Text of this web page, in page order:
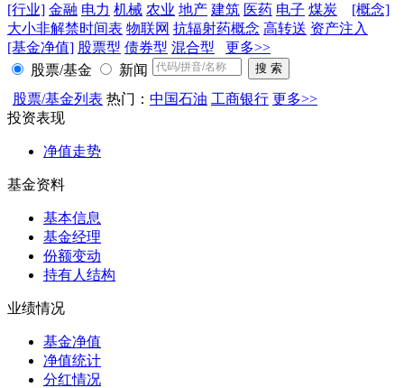
[行业] 金融 电力 机械 农业 地产 建筑 医药 电子 煤炭
[概念]
大小非解禁时间表 物联网 抗辐射药概念 高转送 资产注入
[基金净值] 股票型 债券型 混合型
更多>>
股票/基金
新闻
股票/基金列表 热门： 中国石油 工商银行 更多>>
投资表现
净值走势
基金资料
基本信息
基金经理
份额变动
持有人结构
业绩情况
基金净值
净值统计
分红情况